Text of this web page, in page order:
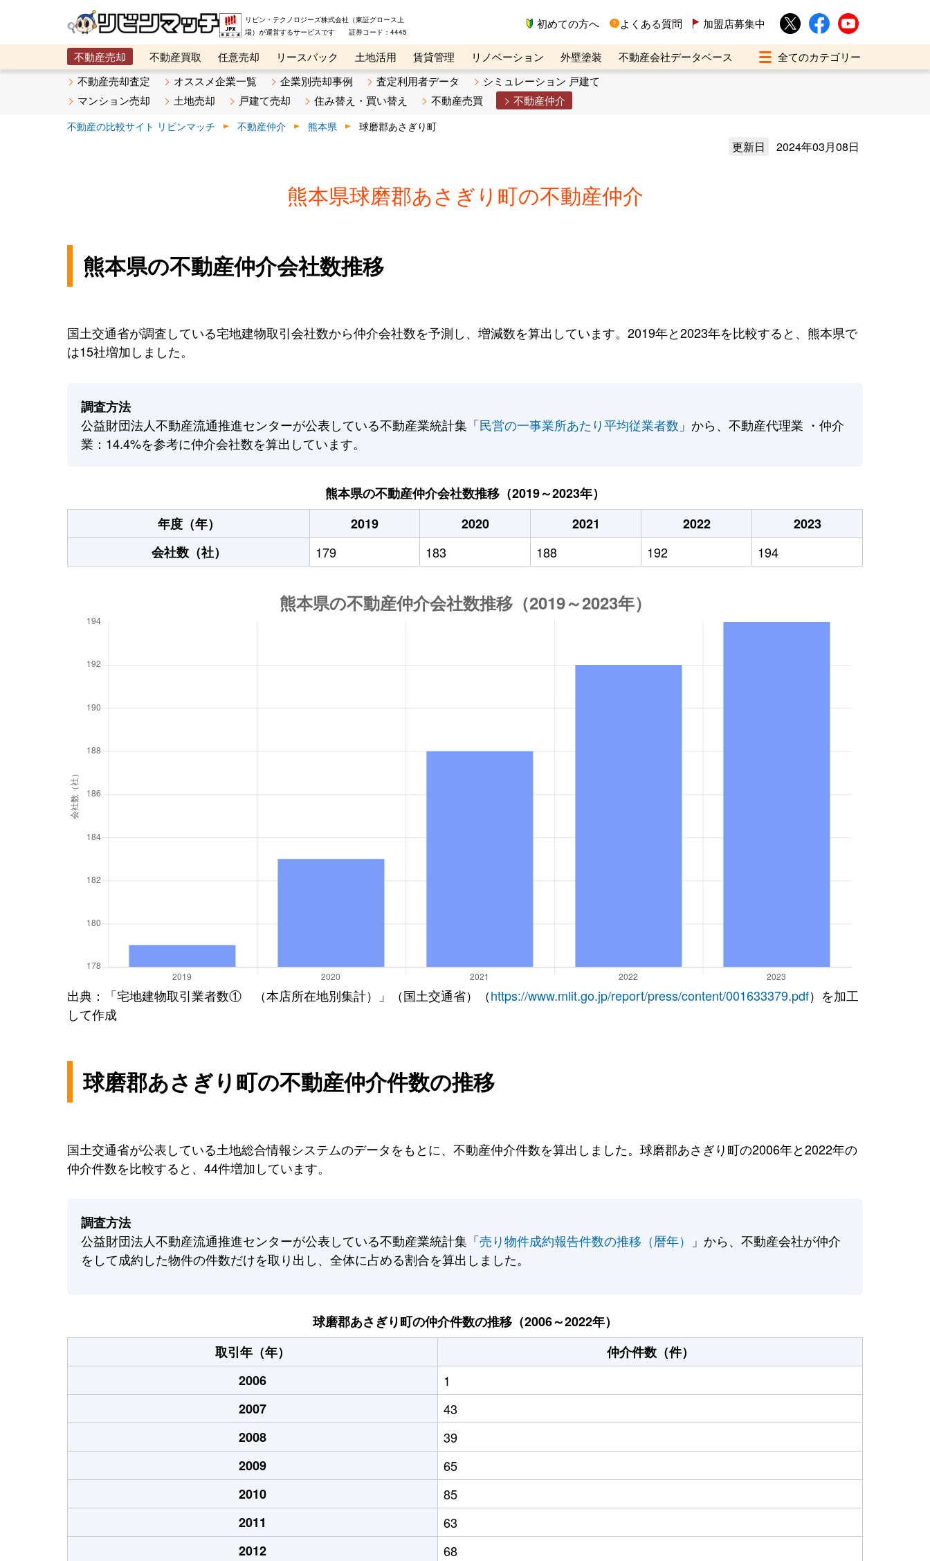
リビン・テクノロジーズ株式会社（東証グロース上
場）が運営するサービスです 証券コード：4445
初めての方へ よくある質問 加盟店募集中
不動産売却 不動産買取 任意売却 リースバック 土地活用 賃貸管理 リノベーション 外壁塗装
不動産会社データベース
メタ住宅展示場
ベスト不動産カンパニー オンライン講座 リビンマガジンBiz 不動産売却ご相談デスク
不動産売却査定 オススメ企業一覧 企業別売却事例 査定利用者データ
シミュレーション 戸建て
マンション売却
土地売却 戸建て売却 住み替え・買い替え 不動産売買 不動産仲介
不動産の比較サイト リビンマッチ 不動産仲介 熊本県 球磨郡あさぎり町
更新日 2024年03月08日
熊本県球磨郡あさぎり町の不動産仲介
熊本県の不動産仲介会社数推移
国土交通省が調査している宅地建物取引会社数から仲介会社数を予測し、増減数を算出しています。2019年と2023年を比較すると、熊本県で
は15社増加しました。
調査方法
公益財団法人不動産流通推進センターが公表している不動産業統計集「民営の一事業所あたり平均従業者数 」から、不動産代理業 ・仲介
業：14.4%を参考に仲介会社数を算出しています。
熊本県の不動産仲介会社数推移（2019～2023年）
年度（年）
2019 2020 2021 2022
2023
会社数（社）
179 183 188 192 194
出典：「宅地建物取引業者数① （本店所在地別集計）」（国土交通省）（https://www.mlit.go.jp/report/press/content/001633379.pdf）を加工
して作成
球磨郡あさぎり町の不動産仲介件数の推移
国土交通省が公表している土地総合情報システムのデータをもとに、不動産仲介件数を算出しました。球磨郡あさぎり町の2006年と2022年の
仲介件数を比較すると、44件増加しています。
調査方法
公益財団法人不動産流通推進センターが公表している不動産業統計集「売り物件成約報告件数の推移（暦年）
」から、不動産会社が仲介
をして成約した物件の件数だけを取り出し、全体に占める割合を算出しました。
球磨郡あさぎり町の仲介件数の推移（2006～2022年）
取引年（年）
仲介件数（件）
2006
1
2007
43
2008
39
2009
65
2010
85
2011
63
2012
68